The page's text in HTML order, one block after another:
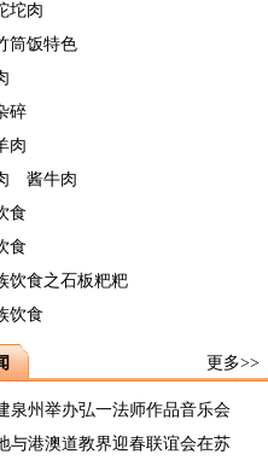
坨肉
筒饭特色
碎
肉
酱牛肉
食
食
饮食之石板粑粑
饮食
更多>>
泉州举办弘一法师作品音乐会
与港澳道教界迎春联谊会在苏